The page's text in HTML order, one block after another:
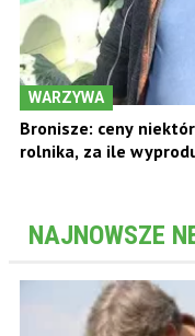
WARZYWA
Bronisze: ceny
rolnika, za ile
NAJNOWSZE